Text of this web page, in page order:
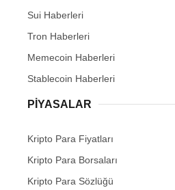
Sui Haberleri
Tron Haberleri
Memecoin Haberleri
Stablecoin Haberleri
PIYASALAR
Kripto Para Fiyatları
Kripto Para Borsaları
Kripto Para Sözlüğü